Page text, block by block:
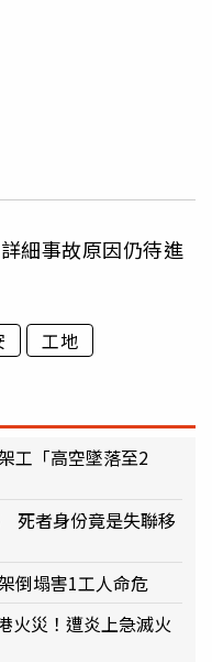
細事故原因仍待進
工地
工「高空墜落至2
死者身份竟是失聯移
倒塌害1工人命危
火災！遭炎上急滅火